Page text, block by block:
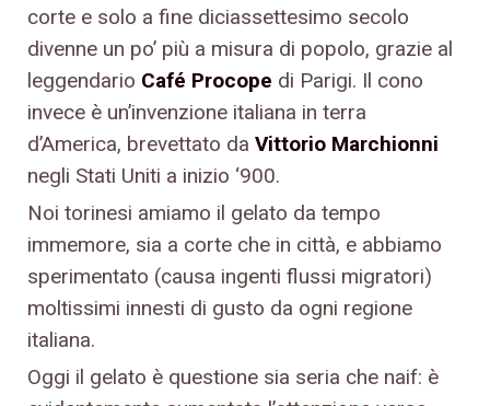
corte e solo a fine diciassettesimo secolo
divenne un po’ più a misura di popolo, grazie al
leggendario Café Procope di Parigi. Il cono
invece è un’invenzione italiana in terra
d’America, brevettato da Vittorio Marchionni
negli Stati Uniti a inizio ‘900.
Noi torinesi amiamo il gelato da tempo
immemore, sia a corte che in città, e abbiamo
sperimentato (causa ingenti flussi migratori)
moltissimi innesti di gusto da ogni regione
italiana.
Oggi il gelato è questione sia seria che naif: è